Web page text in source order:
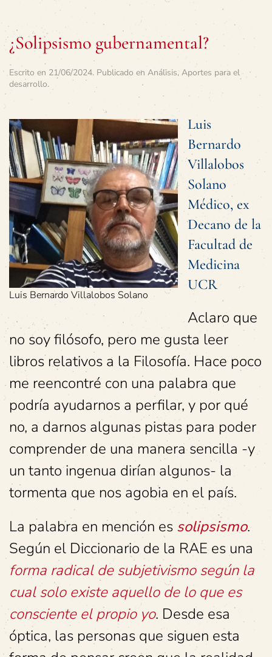
¿Solipsismo gubernamental?
Escrito en 21/06/2024. Publicado en Análisis, Aportes para el
desarrollo.
Luis Bernardo Villalobos Solano
Luis
Bernardo
Villalobos
Solano
Médico, ex
Decano de la
Facultad de
Medicina
UCR
Aclaro que
no soy filósofo, pero me gusta leer
libros relativos a la Filosofía. Hace poco
me reencontré con una palabra que
podría ayudarnos a perfilar, y por qué
no, a darnos algunas pistas para poder
comprender de una manera sencilla -y
un tanto ingenua dirían algunos- la
tormenta que nos agobia en el país.
La palabra en mención es solipsismo.
Según el Diccionario de la RAE es una
forma radical de subjetivismo según la
cual solo existe aquello de lo que es
consciente el propio yo. Desde esa
óptica, las personas que siguen esta